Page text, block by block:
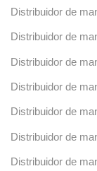
Distribuidor de
Distribuidor de
Distribuidor de
Distribuidor de
Distribuidor de
Distribuidor de
Distribuidor de